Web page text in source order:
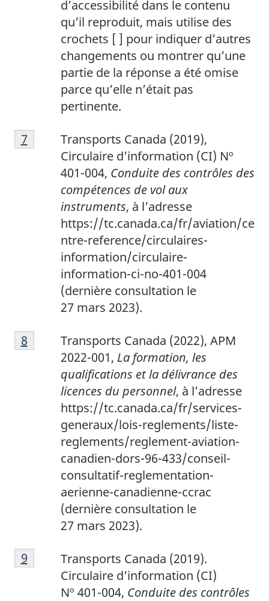
d’accessibilité dans le contenu
qu’il reproduit, mais utilise des
crochets [ ] pour indiquer d’autres
changements ou montrer qu’une
partie de la réponse a été omise
parce qu’elle n’était pas
pertinente.
7
Transports Canada (2019),
Circulaire d’information (CI) Nº
401-004, Conduite des contrôles des
compétences de vol aux
instruments, à l’adresse
https://tc.canada.ca/fr/aviation/ce
ntre-reference/circulaires-
information/circulaire-
information-ci-no-401-004
(dernière consultation le
27 mars 2023).
Return to footnote
7 referrer
8
Transports Canada (2022), APM
2022-001, La formation, les
qualifications et la délivrance des
licences du personnel, à l’adresse
https://tc.canada.ca/fr/services-
generaux/lois-reglements/liste-
reglements/reglement-aviation-
canadien-dors-96-433/conseil-
consultatif-reglementation-
aerienne-canadienne-ccrac
(dernière consultation le
27 mars 2023).
Return to footnote
8 referrer
9
Transports Canada (2019).
Circulaire d’information (CI)
Nº 401-004, Conduite des contrôles
Return to footnote
9 referrer